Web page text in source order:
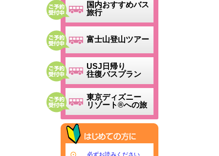
国内おすすめバス
旅行
富士山登山ツアー
USJ日帰り
往復バスプラン
東京ディズニー
リゾート®への旅
必ずお読みください